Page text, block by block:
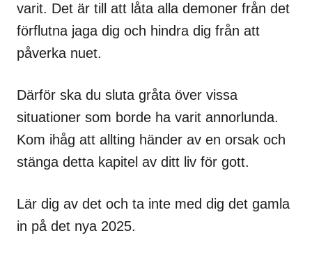
varit. Det är till att låta alla demoner från det
förflutna jaga dig och hindra dig från att
påverka nuet.
Därför ska du sluta gråta över vissa
situationer som borde ha varit annorlunda.
Kom ihåg att allting händer av en orsak och
stänga detta kapitel av ditt liv för gott.
Lär dig av det och ta inte med dig det gamla
in på det nya 2025.